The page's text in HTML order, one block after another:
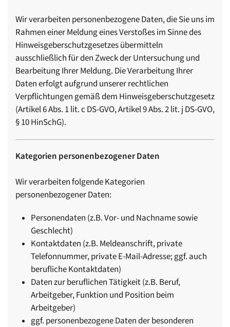
Wir verarbeiten personenbezogene Daten, die Sie uns im
Rahmen einer Meldung eines Verstoßes im Sinne des
Hinweisgeberschutzgesetzes übermitteln
ausschließlich für den Zweck der Untersuchung und
Bearbeitung Ihrer Meldung. Die Verarbeitung Ihrer
Daten erfolgt aufgrund unserer rechtlichen
Verpflichtungen gemäß dem Hinweisgeberschutzgesetz
(Artikel 6 Abs. 1 lit. c DS-GVO, Artikel 9 Abs. 2 lit. j DS-GVO,
§ 10 HinSchG).
Kategorien personenbezogener Daten
Wir verarbeiten folgende Kategorien
personenbezogener Daten:
Personendaten (z.B. Vor- und Nachname sowie
Geschlecht)
Kontaktdaten (z.B. Meldeanschrift, private
Telefonnummer, private E-Mail-Adresse; ggf. auch
berufliche Kontaktdaten)
Daten zur beruflichen Tätigkeit (z.B. Beruf,
Arbeitgeber, Funktion und Position beim
Arbeitgeber)
ggf. personenbezogene Daten der besonderen